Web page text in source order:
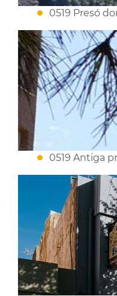
0519 Presó
0519 Antiga